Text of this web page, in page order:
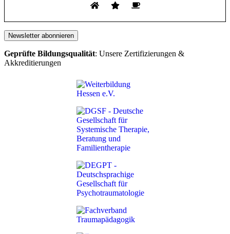
Geprüfte Bildungsqualität: Unsere Zertifizierungen &
Akkreditierungen